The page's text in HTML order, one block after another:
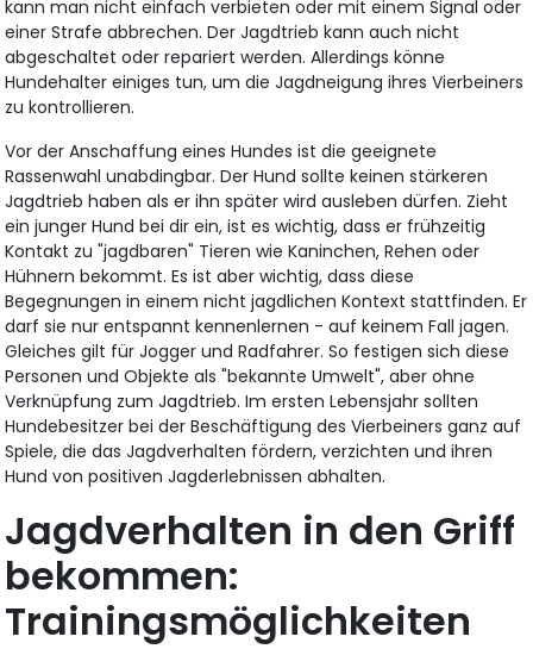
kann man nicht einfach verbieten oder mit einem Signal oder
einer Strafe abbrechen. Der Jagdtrieb kann auch nicht
abgeschaltet oder repariert werden. Allerdings könne
Hundehalter einiges tun, um die Jagdneigung ihres Vierbeiners
zu kontrollieren.
Vor der Anschaffung eines Hundes ist die geeignete
Rassenwahl unabdingbar. Der Hund sollte keinen stärkeren
Jagdtrieb haben als er ihn später wird ausleben dürfen. Zieht
ein junger Hund bei dir ein, ist es wichtig, dass er frühzeitig
Kontakt zu "jagdbaren" Tieren wie Kaninchen, Rehen oder
Hühnern bekommt. Es ist aber wichtig, dass diese
Begegnungen in einem nicht jagdlichen Kontext stattfinden. Er
darf sie nur entspannt kennenlernen - auf keinem Fall jagen.
Gleiches gilt für Jogger und Radfahrer. So festigen sich diese
Personen und Objekte als "bekannte Umwelt", aber ohne
Verknüpfung zum Jagdtrieb. Im ersten Lebensjahr sollten
Hundebesitzer bei der Beschäftigung des Vierbeiners ganz auf
Spiele, die das Jagdverhalten fördern, verzichten und ihren
Hund von positiven Jagderlebnissen abhalten.
Jagdverhalten in den Griff
bekommen:
Trainingsmöglichkeiten